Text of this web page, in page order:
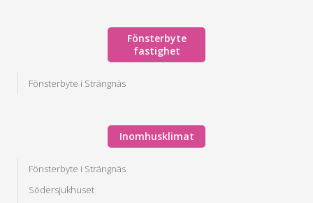
Fönsterbyte
fastighet
Fönsterbyte i Strängnäs
Inomhusklimat
Fönsterbyte i Strängnäs
Södersjukhuset